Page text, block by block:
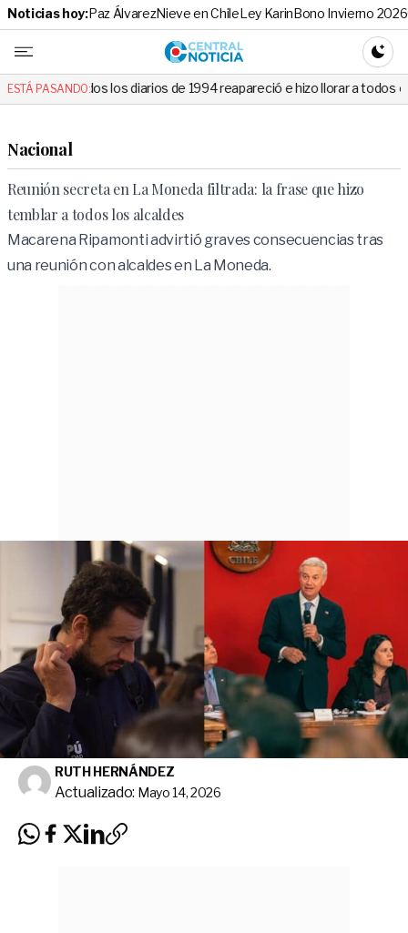
Noticias hoy:Paz ÁlvarezNieve en ChileLey KarinBono Invierno 2026
Central
ESTÁ PASANDO:
diarios de 1994 reapareció e hizo llorar a todos en Canal 13
Nacional
Reunión secreta en La Moneda filtrada: la frase que hizo
temblar a todos los alcaldes
Macarena Ripamonti advirtió graves consecuencias tras
una reunión con alcaldes en La Moneda.
RUTH HERNÁNDEZ
Actualizado: Mayo 14, 2026